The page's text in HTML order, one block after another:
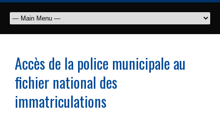
Accès de la police municipale au
fichier national des
immatriculations